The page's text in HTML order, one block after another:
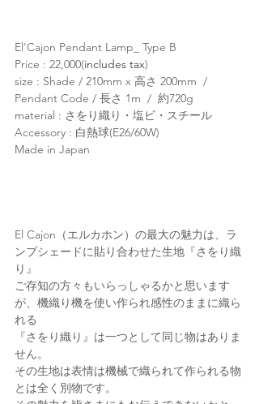
El'Cajon Pendant Lamp_ Type B
Price : 22,000(includes tax)
size : Shade / 210mm x 高さ 200mm  /
Pendant Code / 長さ 1m  /  約720g
material : さをり織り・塩ビ・スチール
Accessory : 白熱球(E26/60W)
Made in Japan
El Cajon（エルカホン）の最大の魅力は、ラ
ンプシェードに貼り合わせた生地『さをり織
り』
ご存知の方々もいらっしゃるかと思います
が、機織り機を使い作られ感性のままに織ら
れる
『さをり織り』は一つとして同じ物はありま
せん。
その生地は表情は機械で織られて作られる物
とは全く別物です。